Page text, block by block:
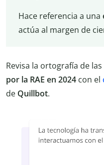
Hace referencia a una
actúa al margen de
Revisa la ortografía de las
por la RAE en 2024 con el
de Quillbot.